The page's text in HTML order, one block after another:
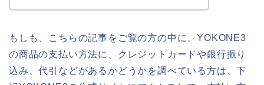
もしも、こちらの記事をご覧の方の中に、YOKONE3
の商品の支払い方法に、クレジットカードや銀行振り
込み、代引などがあるかどうかを調べている方は、下